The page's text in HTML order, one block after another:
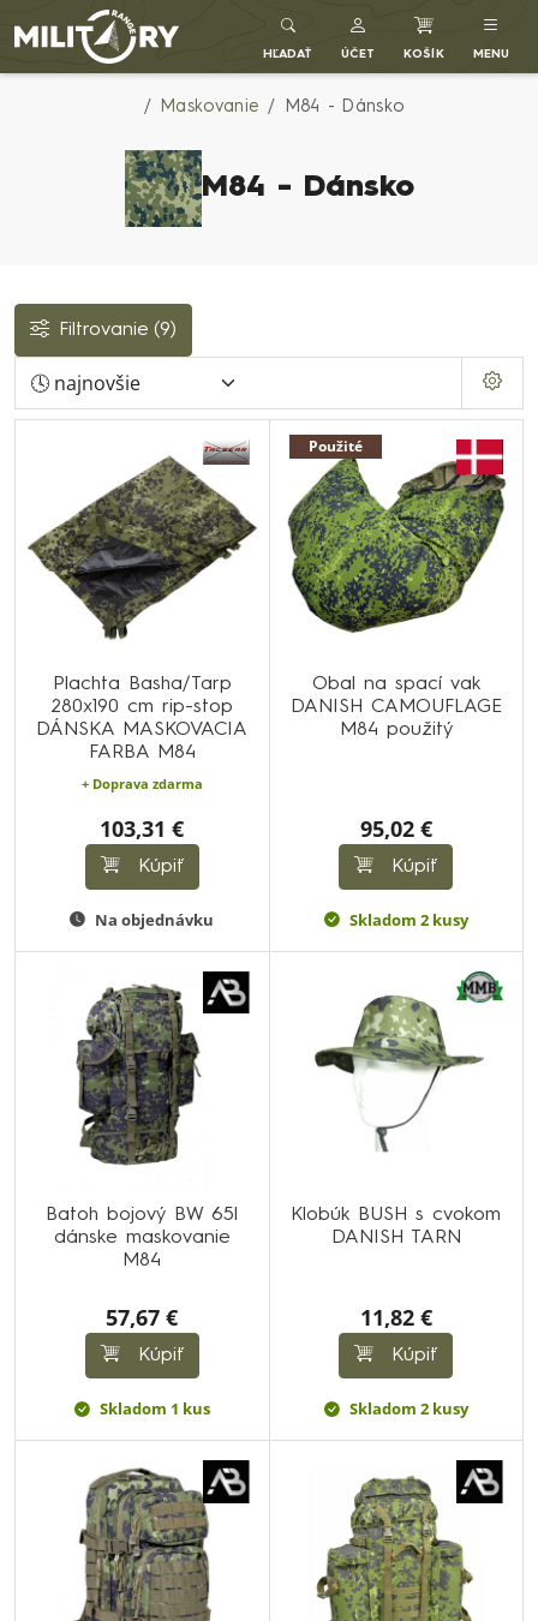
Army shop MILITARY RANGE SK
HĽADAŤ ÚČET KOŠÍK MENU
Maskovanie M84 - Dánsko
M84 - Dánsko
Filtrovanie (9)
Plachta Basha/Tarp
280x190 cm rip-stop
DÁNSKA MASKOVACIA
FARBA M84
+ Doprava zdarma
103,31 €
Kúpiť
Na objednávku
Použité
Obal na spací vak
DANISH CAMOUFLAGE
M84 použitý
95,02 €
Kúpiť
Skladom 2 kusy
Batoh bojový BW 65l
dánske maskovanie
M84
57,67 €
Kúpiť
Skladom 1 kus
Klobúk BUSH s cvokom
DANISH TARN
11,82 €
Kúpiť
Skladom 2 kusy